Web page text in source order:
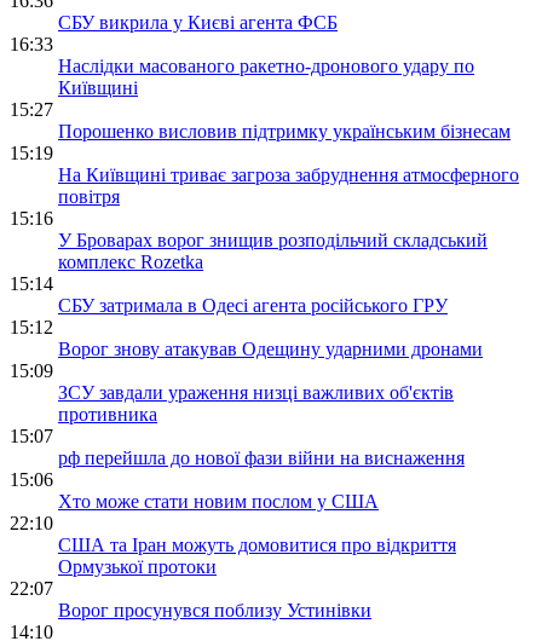
СБУ викрила у Києві агента ФСБ
16:33
Наслідки масованого ракетно-дронового удару по
Київщині
15:27
Порошенко висловив підтримку українським бізнесам
15:19
На Київщині триває загроза забруднення атмосферного
повітря
15:16
У Броварах ворог знищив розподільчий складський
комплекс Rozetka
15:14
СБУ затримала в Одесі агента російського ГРУ
15:12
Ворог знову атакував Одещину ударними дронами
15:09
ЗСУ завдали ураження низці важливих об'єктів
противника
15:07
рф перейшла до нової фази війни на виснаження
15:06
Хто може стати новим послом у США
22:10
США та Іран можуть домовитися про відкриття
Ормузької протоки
22:07
Ворог просунувся поблизу Устинівки
14:10